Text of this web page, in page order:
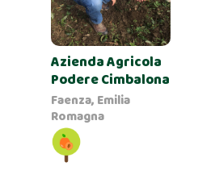
Azienda Agricola
Podere Cimbalona
Faenza, Emilia
Romagna